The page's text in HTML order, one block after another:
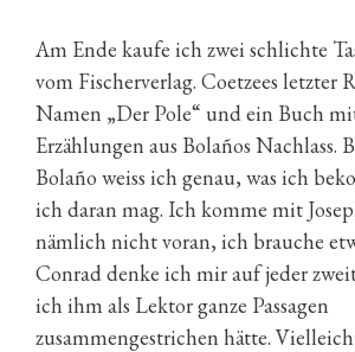
Am Ende kaufe ich zwei schlichte
vom Fischerverlag. Coetzees letzter
Namen „Der Pole“ und ein Buch
Erzählungen aus Bolaños Nachlass.
Bolaño weiss ich genau, was ich
ich daran mag. Ich komme mit
nämlich nicht voran, ich brauche
Conrad denke ich mir auf jeder
ich ihm als Lektor ganze Passagen
zusammengestrichen hätte.